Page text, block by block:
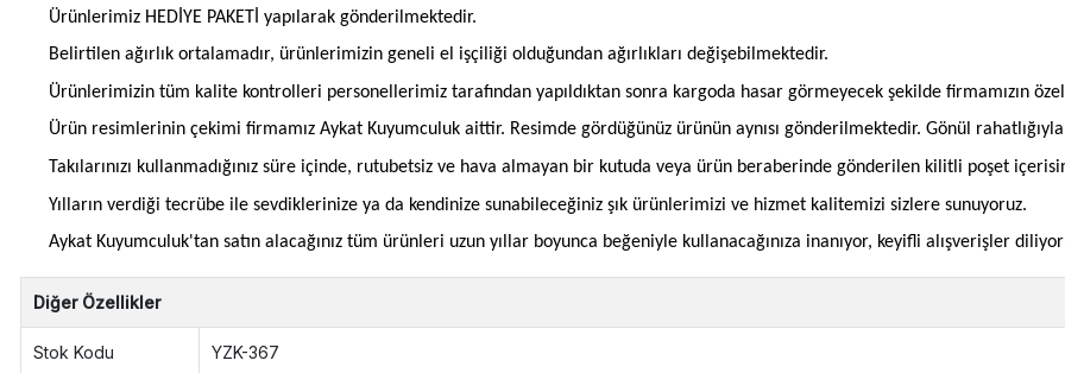
Ürünlerimiz HEDİYE PAKETİ yapılarak gönderilmektedir.
Belirtilen ağırlık ortalamadır, ürünlerimizin geneli el işçiliği olduğundan ağırlıkları değişebilmektedir.
Ürünlerimizin tüm kalite kontrolleri personellerimiz tarafından yapıldıktan sonra kargoda hasar görmeyecek şekilde firmamızın
Ürün resimlerinin çekimi firmamız Aykat Kuyumculuk aittir. Resimde gördüğünüz ürünün aynısı gönderilmektedir. Gönül
Takılarınızı kullanmadığınız süre içinde, rutubetsiz ve hava almayan bir kutuda veya ürün beraberinde gönderilen kilitli poşet
Yılların verdiği tecrübe ile sevdiklerinize ya da kendinize sunabileceğiniz şık ürünlerimizi ve hizmet kalitemizi sizlere sunuyoruz.
Aykat Kuyumculuk'tan satın alacağınız tüm ürünleri uzun yıllar boyunca beğeniyle kullanacağınıza inanıyor, keyifli alışverişler
Diğer Özellikler
Stok Kodu YZK-367